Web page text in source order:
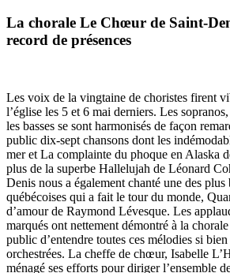
La chorale Le Chœur de Saint-
record de présences
Les voix de la vingtaine de choristes firent
l’église les 5 et 6 mai derniers. Les
les basses se sont harmonisés de façon
public dix-sept chansons dont les
mer et La complainte du phoque en Alaska
plus de la superbe Hallelujah de Léonard
Denis nous a également chanté une des plus
québécoises qui a fait le tour du monde,
d’amour de Raymond Lévesque. Les
marqués ont nettement démontré à la
public d’entendre toutes ces mélodies si bien
orchestrées. La cheffe de chœur, Isabelle
ménagé ses efforts pour diriger l’ensemble